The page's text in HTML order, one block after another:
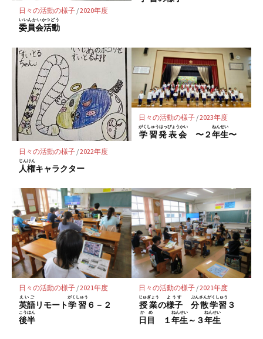
存
日々の活動の様子/2020年度
委員会活動
いいんかいかつどう
日々の活動の様子/2022年度
人権
じんけん
キャラクター
日々の活動の様子/2023年度
学習発表会
がくしゅうはっぴょうかい
〜２年生
ねんせい
〜
日々の活動の様子/2021年度
英語
えいご
リモート学習
がくしゅう
６－２
後半
こうはん
日々の活動の様子/2021年度
授業
じゅぎょう
の様子
ようす
分散学習
ぶんさんがくしゅう
３
日目
かめ
１年生
ねんせい
～３年生
ねんせい